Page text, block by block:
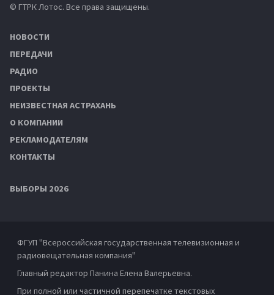
© ГТРК Лотос. Все права защищены.
НОВОСТИ
ПЕРЕДАЧИ
РАДИО
ПРОЕКТЫ
НЕИЗВЕСТНАЯ АСТРАХАНЬ
О КОМПАНИИ
РЕКЛАМОДАТЕЛЯМ
КОНТАКТЫ
ВЫБОРЫ 2026
ФГУП "Всероссийская государственная телевизионная и
радиовещательная компания"
Главный редактор Панина Елена Валерьевна.
При полной или частичной перепечатке текстовых